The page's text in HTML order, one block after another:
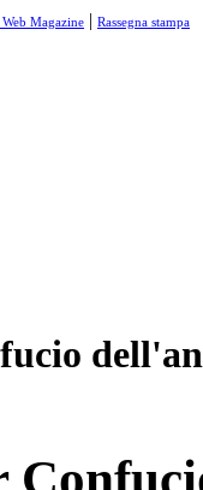
Magazine | Rassegna stampa